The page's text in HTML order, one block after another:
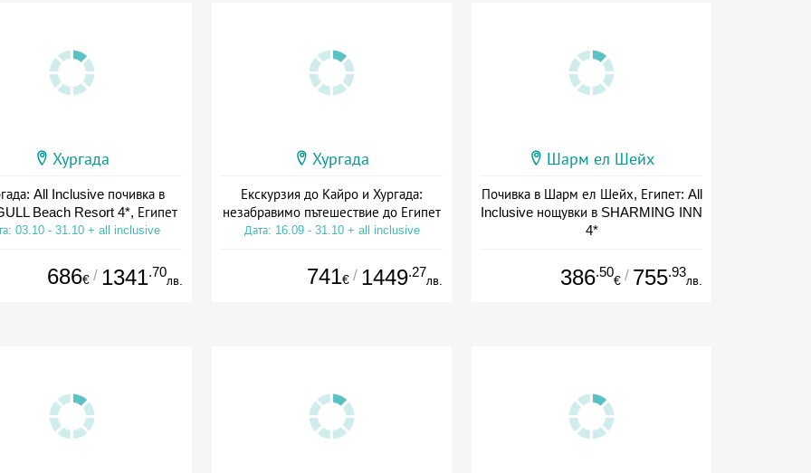
Хургада
All Inclusive почивка в
Beach Resort 4*, Египет
03.10 - 31.10 + all inclusive
686€ / 1341.70
лв.
Хургада
Екскурзия до Кайро и Хургада:
незабравимо пътешествие до Египет
Дата: 16.09 - 31.10 + all inclusive
741€ / 1449.27
лв.
Шарм ел Шейх
Почивка в Шарм ел Шейх, Египет: All
Inclusive нощувки в SHARMING INN
4*
386.50
€ / 755.93
лв.